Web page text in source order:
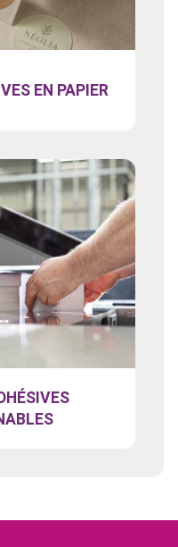
EN PAPIER